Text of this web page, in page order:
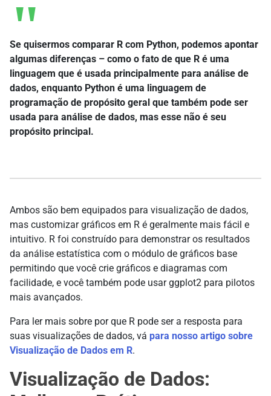
Se quisermos comparar R com Python, podemos apontar
algumas diferenças – como o fato de que R é uma
linguagem que é usada principalmente para análise de
dados, enquanto Python é uma linguagem de
programação de propósito geral que também pode ser
usada para análise de dados, mas esse não é seu
propósito principal.
Ambos são bem equipados para visualização de dados,
mas customizar gráficos em R é geralmente mais fácil e
intuitivo. R foi construído para demonstrar os resultados
da análise estatística com o módulo de gráficos base
permitindo que você crie gráficos e diagramas com
facilidade, e você também pode usar ggplot2 para pilotos
mais avançados.
Para ler mais sobre por que R pode ser a resposta para
suas visualizações de dados, vá para nosso artigo sobre
Visualização de Dados em R.
Visualização de Dados: